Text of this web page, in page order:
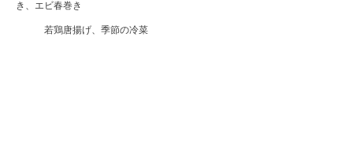
き、エビ春巻き
若鶏唐揚げ、季節の冷菜